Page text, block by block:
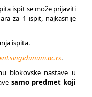
ispit se može prijaviti
za 1 ispit, najkasnije
ispita.
.
blokovske nastave u
samo predmet koji